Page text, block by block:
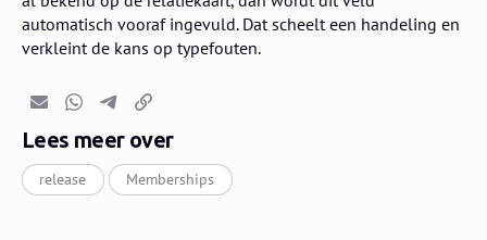
automatisch vooraf ingevuld. Dat scheelt een handeling en
verkleint de kans op typefouten.
E-mailWhatsapp
TelegramKopieer link
Lees meer over
release Memberships